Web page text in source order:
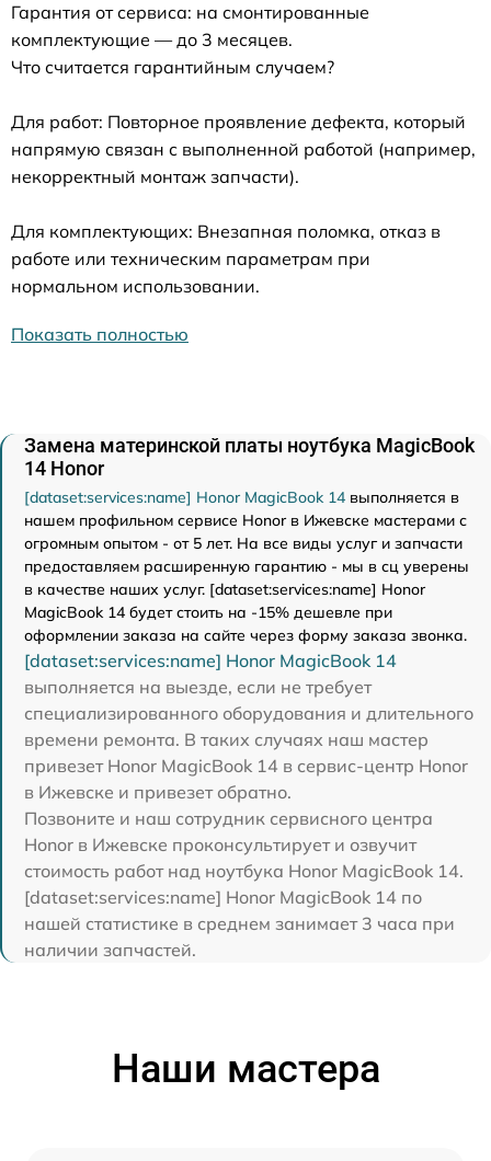
Гарантия от сервиса: на смонтированные
комплектующие — до 3 месяцев.
Что считается гарантийным случаем?
Для работ: Повторное проявление дефекта, который
напрямую связан с выполненной работой (например,
некорректный монтаж запчасти).
Для комплектующих: Внезапная поломка, отказ в
работе или техническим параметрам при
нормальном использовании.
Показать полностью
Замена материнской платы ноутбука MagicBook
14 Honor
[dataset:services:name] Honor MagicBook 14 выполняется в
нашем профильном сервисе Honor в Ижевске мастерами с
огромным опытом - от 5 лет. На все виды услуг и запчасти
предоставляем расширенную гарантию - мы в сц уверены
в качестве наших услуг. [dataset:services:name] Honor
MagicBook 14 будет стоить на -15% дешевле при
оформлении заказа на сайте через форму заказа звонка.
[dataset:services:name] Honor MagicBook 14
выполняется на выезде, если не требует
специализированного оборудования и длительного
времени ремонта. В таких случаях наш мастер
привезет Honor MagicBook 14 в сервис-центр Honor
в Ижевске и привезет обратно.
Позвоните и наш сотрудник сервисного центра
Honor в Ижевске проконсультирует и озвучит
стоимость работ над ноутбука Honor MagicBook 14.
[dataset:services:name] Honor MagicBook 14 по
нашей статистике в среднем занимает 3 часа при
наличии запчастей.
Наши мастера